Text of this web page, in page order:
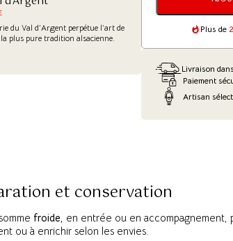
du Val d’Argent perpétue l’art de
plus pure tradition alsacienne.
BŒUF
Plus de
Livraison
Paiement
Artisan
et conservation
froide, en entrée ou en accompagnement,
ou à enrichir selon les envies.